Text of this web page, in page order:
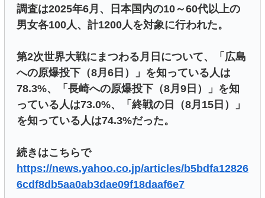
調査は2025年6月、日本国内の10～60代以上の
男女各100人、計1200人を対象に行われた。
第2次世界大戦にまつわる月日について、「広島
への原爆投下（8月6日）」を知っている人は
78.3%、「長崎への原爆投下（8月9日）」を知
っている人は73.0%、「終戦の日（8月15日）」
を知っている人は74.3%だった。
続きはこちらで
https://news.yahoo.co.jp/articles/b5bdfa12826
6cdf8db5aa0ab3dae09f18daaf6e7